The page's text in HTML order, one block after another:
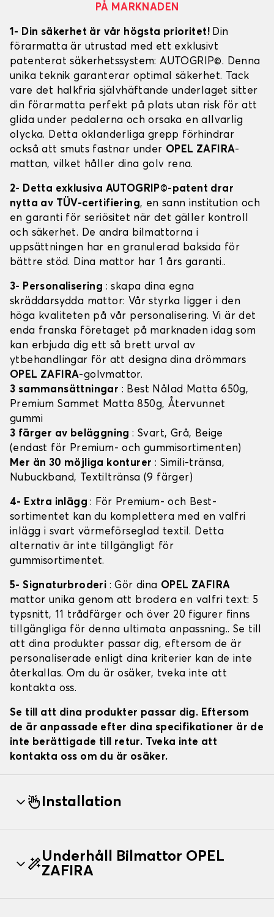
PÅ MARKNADEN
1- Din säkerhet är vår högsta prioritet! Din
förarmatta är utrustad med ett exklusivt
patenterat säkerhetssystem: AUTOGRIP©. Denna
unika teknik garanterar optimal säkerhet. Tack
vare det halkfria självhäftande underlaget sitter
din förarmatta perfekt på plats utan risk för att
glida under pedalerna och orsaka en allvarlig
olycka. Detta oklanderliga grepp förhindrar
också att smuts fastnar under OPEL ZAFIRA-
mattan, vilket håller dina golv rena.
2- Detta exklusiva AUTOGRIP©-patent drar
nytta av TÜV-certifiering, en sann institution och
en garanti för seriösitet när det gäller kontroll
och säkerhet. De andra bilmattorna i
uppsättningen har en granulerad baksida för
bättre stöd. Dina mattor har 1 års garanti..
3- Personalisering : skapa dina egna
skräddarsydda mattor: Vår styrka ligger i den
höga kvaliteten på vår personalisering. Vi är det
enda franska företaget på marknaden idag som
kan erbjuda dig ett så brett urval av
ytbehandlingar för att designa dina drömmars
OPEL ZAFIRA-golvmattor.
3 sammansättningar : Best Nålad Matta 650g,
Premium Sammet Matta 850g, Återvunnet
gummi
3 färger av beläggning: Svart, Grå, Beige
(endast för Premium- och gummisortimenten)
Mer än 30 möjliga konturer : Simili-tränsa,
Nubuckband, Textiltränsa (9 färger)
4- Extra inlägg: För Premium- och Best-
sortimentet kan du komplettera med en valfri
inlägg i svart värmeförseglad textil. Detta
alternativ är inte tillgängligt för
gummisortimentet.
5- Signaturbroderi : Gör dina OPEL ZAFIRA
mattor unika genom att brodera en valfri text: 5
typsnitt, 11 trådfärger och över 20 figurer finns
tillgängliga för denna ultimata anpassning.. Se till
att dina produkter passar dig, eftersom de är
personaliserade enligt dina kriterier kan de inte
återkallas. Om du är osäker, tveka inte att
kontakta oss.
Se till att dina produkter passar dig. Eftersom
de är anpassade efter dina specifikationer är de
inte berättigade till retur. Tveka inte att
kontakta oss om du är osäker.
Installation
Underhåll Bilmattor OPEL
ZAFIRA